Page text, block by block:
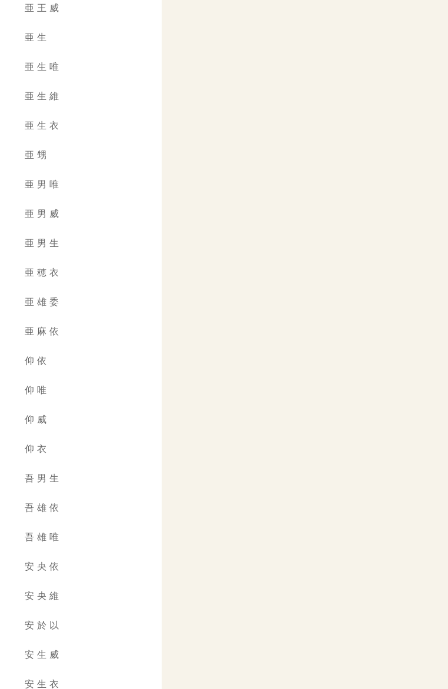
亜 王 威
亜 生
亜 生 唯
亜 生 維
亜 生 衣
亜 甥
亜 男 唯
亜 男 威
亜 男 生
亜 穂 衣
亜 雄 委
亜 麻 依
仰 依
仰 唯
仰 威
仰 衣
吾 男 生
吾 雄 依
吾 雄 唯
安 央 依
安 央 維
安 於 以
安 生 威
安 生 衣